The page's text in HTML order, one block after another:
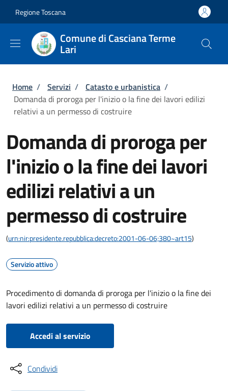
Regione Toscana
Comune di Casciana Terme
Lari
Briciole di pane
Home / Servizi / Catasto e urbanistica /
Domanda di proroga per l'inizio o la fine dei lavori edilizi
relativi a un permesso di costruire
Domanda di proroga per
l'inizio o la fine dei lavori
edilizi relativi a un
permesso di costruire
(urn:nir:presidente.repubblica:decreto:2001-06-06;380~art15)
Servizio attivo
Procedimento di domanda di proroga per l'inizio o la fine dei
lavori edilizi relativi a un permesso di costruire
Accedi al servizio
Condividi